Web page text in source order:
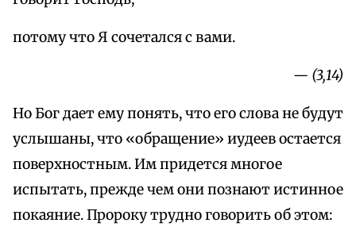
потому что Я сочетался с вами.
— (3,14)
Но Бог дает ему понять, что его слова не будут
услышаны, что «обращение» иудеев остается
поверхностным. Им придется многое
испытать, прежде чем они познают истинное
покаяние. Пророку трудно говорить об этом: